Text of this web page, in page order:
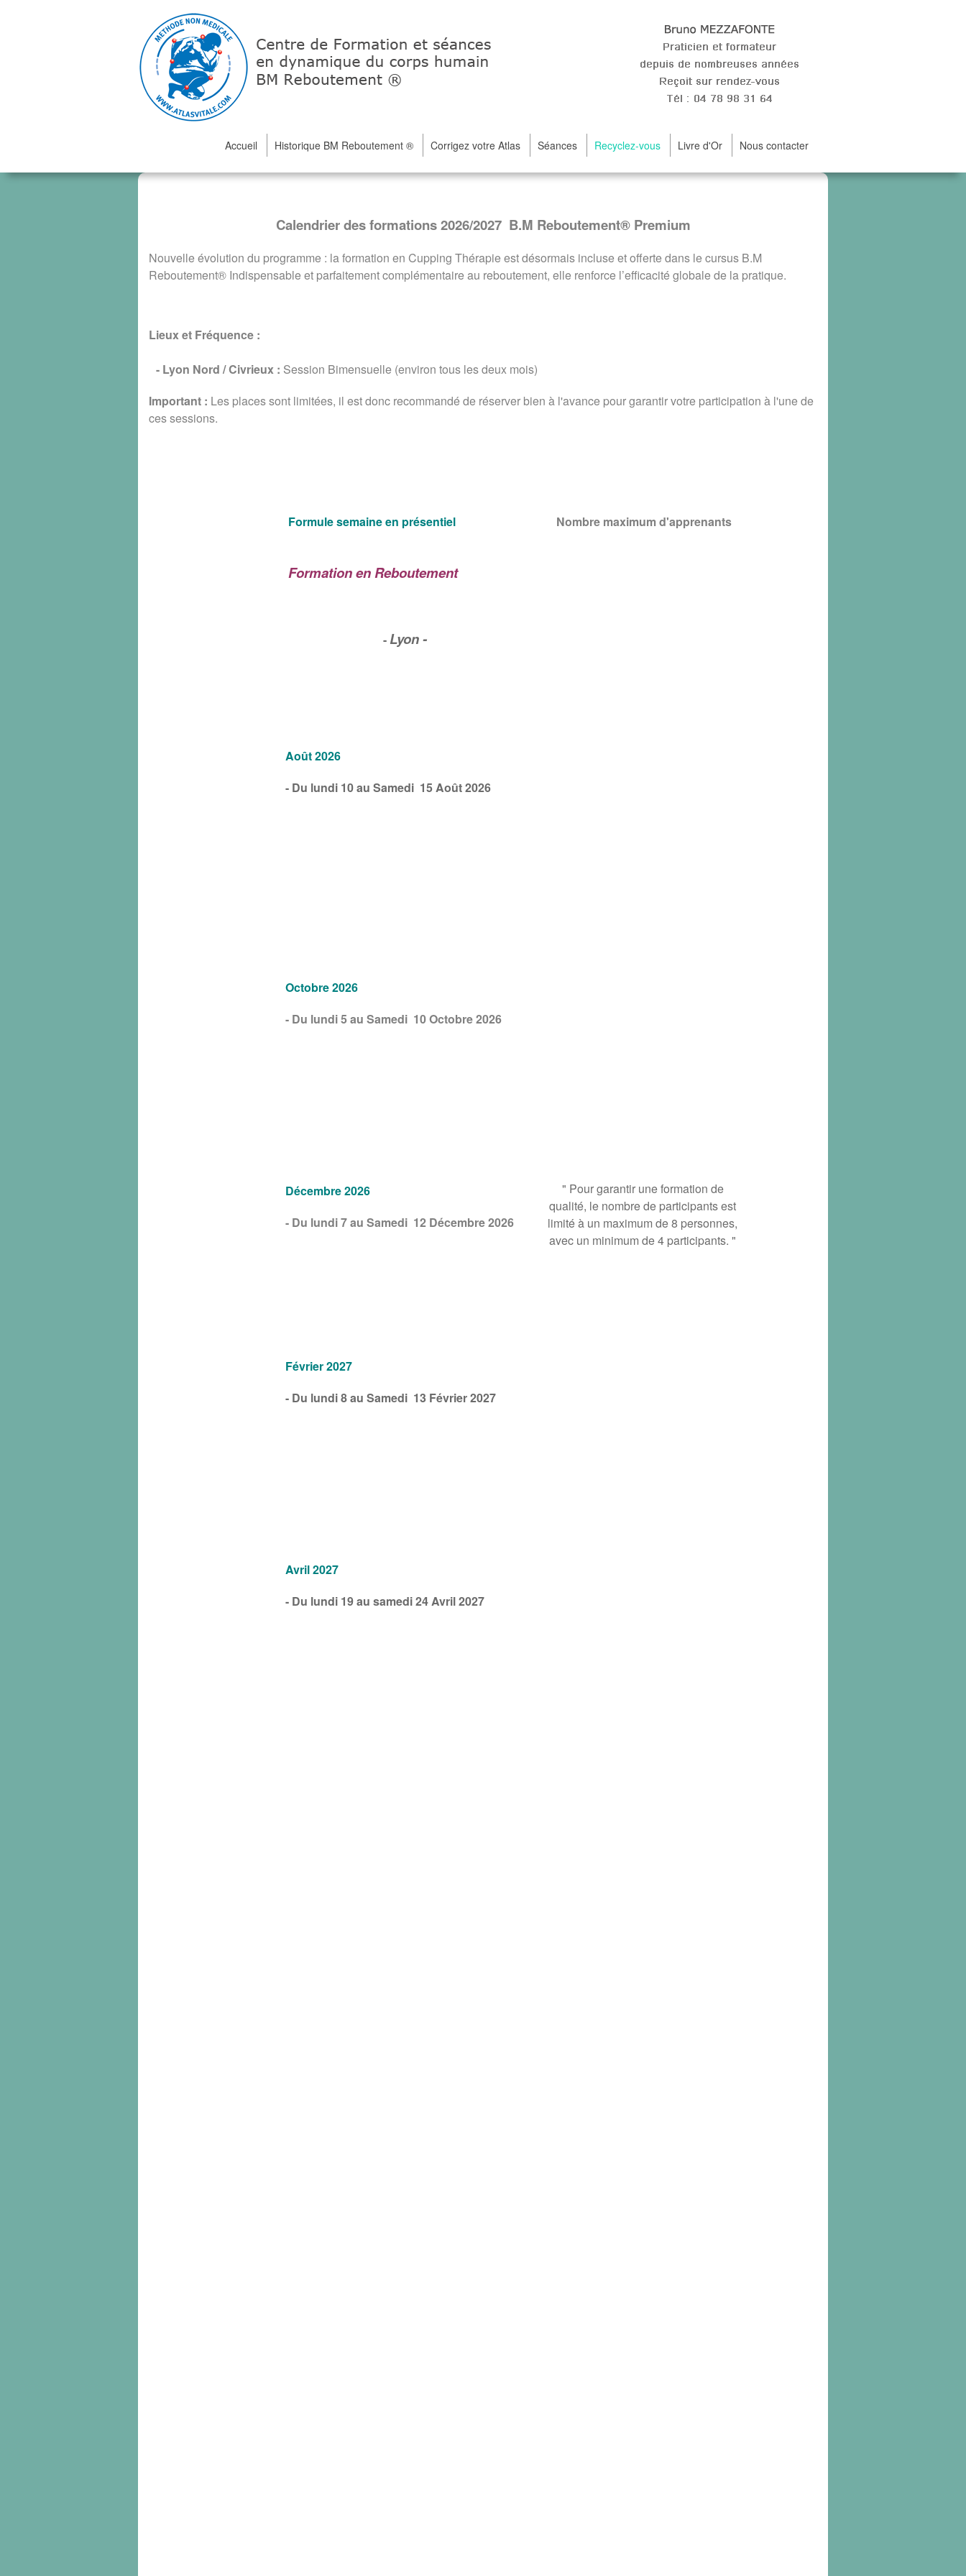
Accueil Historique BM Reboutement ® Corrigez votre Atlas Séances Recyclez-vous Livre d'Or Nous contacter
Calendrier des formations 2026/2027 B.M Reboutement® Premium
Nouvelle évolution du programme : la formation en Cupping Thérapie est désormais incluse et offerte dans le cursus B.M
Reboutement® Indispensable et parfaitement complémentaire au reboutement, elle renforce l’efficacité globale de la pratique.
Lieux et Fréquence :
- Lyon Nord / Civrieux : Session Bimensuelle (environ tous les deux mois)
Important : Les places sont limitées, il est donc recommandé de réserver bien à l'avance pour garantir votre participation à l'une de
ces sessions.
Formule semaineen présentiel Nombre maximum d'apprenants
Formation en Reboutement
-Lyon -
Août 2026
- Du lundi 10 au Samedi 15 Août 2026
Octobre 2026
- Du lundi 5 au Samedi 10 Octobre 2026
Décembre 2026
- Du lundi 7 au Samedi 12 Décembre 2026
Février 2027
- Du lundi 8 au Samedi 13 Février 2027
Avril 2027
- Du lundi 19 au samedi 24 Avril 2027
" Pour garantir une formation de
qualité, le nombre de participants est
limité à un maximum de 8 personnes,
avec un minimum de 4 participants. "